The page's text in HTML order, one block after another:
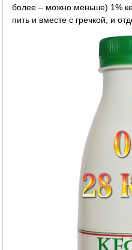
более – можно меньше) 1%
пить и вместе с гречкой, и